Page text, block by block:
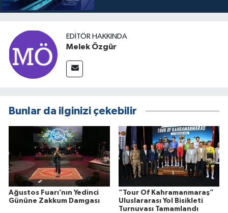
EDITÖR HAKKINDA
Melek Özgür
Bunlar da ilginizi çekebilir
Ağustos Fuarı’nın Yedinci
Gününe Zakkum Damgası
“Tour Of Kahramanmaraş”
Uluslararası Yol Bisikleti
Turnuvası Tamamlandı